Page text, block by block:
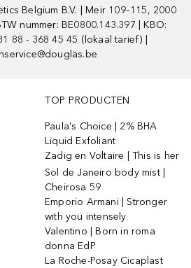
Belgium B.V. | Meir 109–115, 2000
nummer: BE0800.143.397 | KBO:
88 - 368 45 45 (lokaal tarief) |
TOP PRODUCTEN
Paula's Choice | 2% BHA
Liquid Exfoliant
Zadig en Voltaire | This is her
Sol de Janeiro body mist |
Cheirosa 59
Emporio Armani | Stronger
with you intensely
Valentino | Born in roma
donna EdP
La Roche-Posay Cicaplast